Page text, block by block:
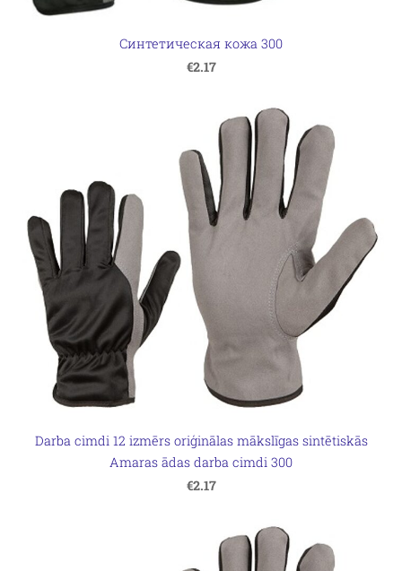
Синтетическая кожа 300
€2.17
Darba cimdi 12 izmērs oriģinālas mākslīgas sintētiskās
Amaras ādas darba cimdi 300
€2.17